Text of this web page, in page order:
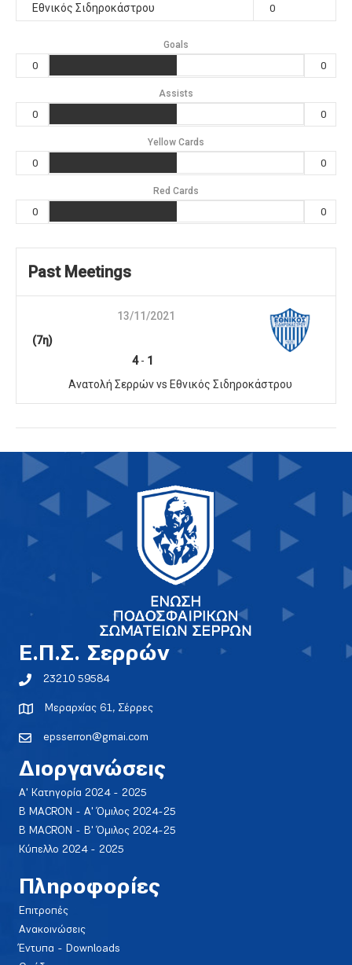
Εθνικός Σιδηροκάστρου 0
Goals
0 0
Assists
0 0
Yellow Cards
0 0
Red Cards
0 0
Past Meetings
13/11/2021
(7η)
4- 1
Ανατολή Σερρών vs Εθνικός Σιδηροκάστρου
E.Π.Σ. Σερρών
23210 59584
Μεραρχίας 61, Σέρρες
epsserron@gmai.com
Διοργανώσεις
Α' Κατηγορία 2024 - 2025
Β MACRON - Α' Όμιλος 2024-25
Β MACRON - Β' Όμιλος 2024-25
Κύπελλο 2024 - 2025
Πληροφορίες
Επιτροπές
Ανακοινώσεις
Έντυπα - Downloads